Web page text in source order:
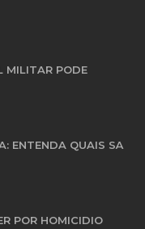
MILITAR PODE
ENTENDA QUAIS SÃ
POR HOMICÍDIO